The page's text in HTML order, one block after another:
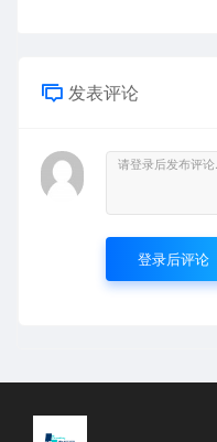
发表评论
登录后评论